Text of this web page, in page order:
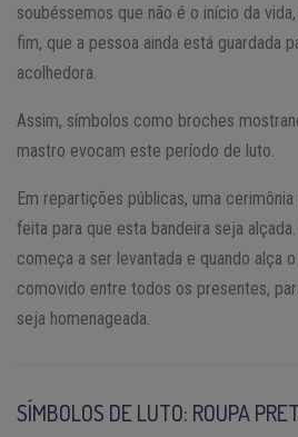
soubéssemos que não é o início da
fim, que a pessoa ainda está guardada
acolhedora.
Assim, símbolos como broches
mastro evocam este período de luto.
Em repartições públicas, uma
feita para que esta bandeira seja
começa a ser levantada e quando alça
comovido entre todos os presentes,
seja homenageada.
SÍMBOLOS DE LUTO: ROUPA